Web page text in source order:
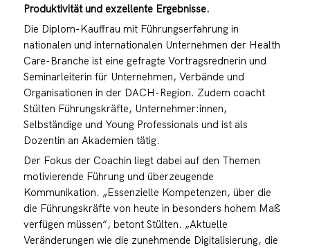
Produktivität und exzellente Ergebnisse.
Die Diplom-Kauffrau mit Führungserfahrung in
nationalen und internationalen Unternehmen der Health
Care-Branche ist eine gefragte Vortragsrednerin und
Seminarleiterin für Unternehmen, Verbände und
Organisationen in der DACH-Region. Zudem coacht
Stülten Führungskräfte, Unternehmer:innen,
Selbständige und Young Professionals und ist als
Dozentin an Akademien tätig.
Der Fokus der Coachin liegt dabei auf den Themen
motivierende Führung und überzeugende
Kommunikation. „Essenzielle Kompetenzen, über die
die Führungskräfte von heute in besonders hohem Maß
verfügen müssen“, betont Stülten. „Aktuelle
Veränderungen wie die zunehmende Digitalisierung, die